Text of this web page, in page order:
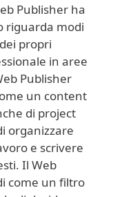
Publisher ha
riguarda modi
propri
in aree
Publisher
un content
di project
organizzare
e scrivere
Il Web
come un filtro